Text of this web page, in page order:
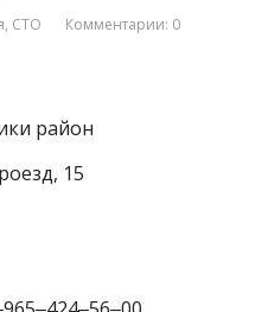
, СТО Комментарии: 0
район
15